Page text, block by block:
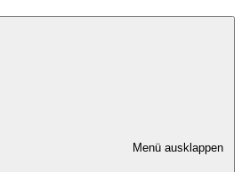
Menü ausklappen